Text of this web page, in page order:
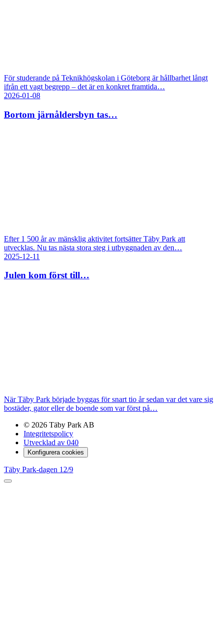
För studerande på Teknikhögskolan i Göteborg är hållbarhet långt
ifrån ett vagt begrepp – det är en konkret framtida…
2026-01-08
Bortom järnåldersbyn tas…
Efter 1 500 år av mänsklig aktivitet fortsätter Täby Park att
utvecklas. Nu tas nästa stora steg i utbyggnaden av den…
2025-12-11
Julen kom först till…
När Täby Park började byggas för snart tio år sedan var det vare sig
bostäder, gator eller de boende som var först på…
© 2026 Täby Park AB
Integritetspolicy
Utvecklad av 040
Konfigurera cookies
Täby Park-dagen 12/9